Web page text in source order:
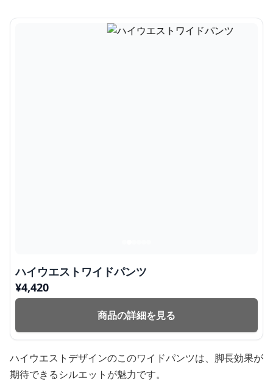
ハイウエストワイドパンツ
¥4,420
商品の詳細を見る
ハイウエストデザインのこのワイドパンツは、脚長効果が
期待できるシルエットが魅力です。